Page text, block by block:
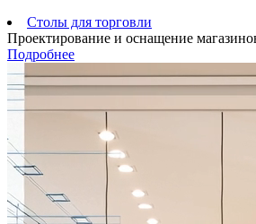
Столы для торговли
Проектирование и оснащение
Подробнее